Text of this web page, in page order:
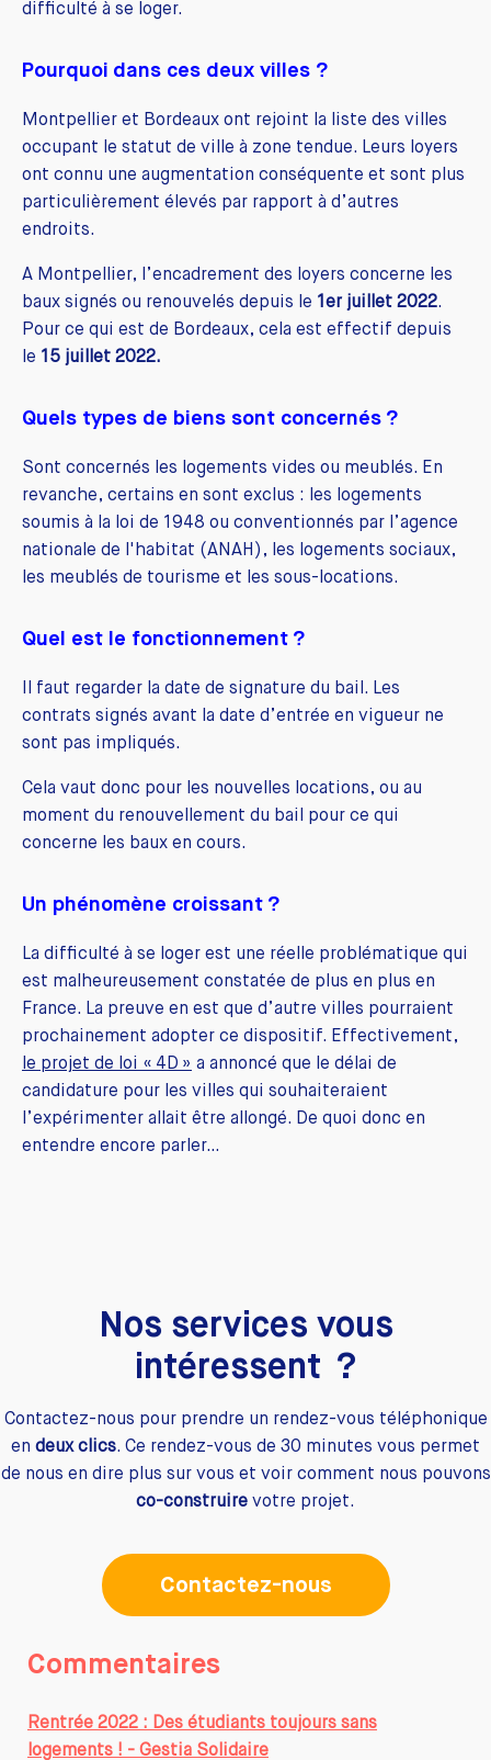
difficulté à se loger.
Pourquoi dans ces deux villes ?
Montpellier et Bordeaux ont rejoint la liste des villes
occupant le statut de ville à zone tendue. Leurs loyers
ont connu une augmentation conséquente et sont plus
particulièrement élevés par rapport à d’autres
endroits.
A Montpellier, l’encadrement des loyers concerne les
baux signés ou renouvelés depuis le 1er juillet 2022.
Pour ce qui est de Bordeaux, cela est effectif depuis
le 15 juillet 2022.
Quels types de biens sont concernés ?
Sont concernés les logements vides ou meublés. En
revanche, certains en sont exclus : les logements
soumis à la loi de 1948 ou conventionnés par l’agence
nationale de l'habitat (ANAH), les logements sociaux,
les meublés de tourisme et les sous-locations.
Quel est le fonctionnement ?
Il faut regarder la date de signature du bail. Les
contrats signés avant la date d’entrée en vigueur ne
sont pas impliqués.
Cela vaut donc pour les nouvelles locations, ou au
moment du renouvellement du bail pour ce qui
concerne les baux en cours.
Un phénomène croissant ?
La difficulté à se loger est une réelle problématique qui
est malheureusement constatée de plus en plus en
France. La preuve en est que d’autre villes pourraient
prochainement adopter ce dispositif. Effectivement,
le projet de loi « 4D » a annoncé que le délai de
candidature pour les villes qui souhaiteraient
l’expérimenter allait être allongé. De quoi donc en
entendre encore parler…
Nos services vous
intéressent ?
Contactez-nous pour prendre un rendez-vous téléphonique
en deux clics. Ce rendez-vous de 30 minutes vous permet
de nous en dire plus sur vous et voir comment nous pouvons
co-construire votre projet.
Contactez-nous
Commentaires
Rentrée 2022 : Des étudiants toujours sans
logements ! - Gestia Solidaire